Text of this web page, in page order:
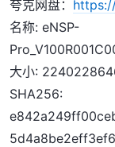
夸克网盘：
名称: eNSP-
大小:
SHA256: